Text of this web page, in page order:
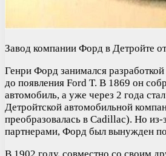
Завод компании Форд в Детройте
Генри Форд занимался
до появления Ford T. В 1869 он
автомобиль, а уже через 2 года
Детройтской автомобильной
преобразовалась в Cadillac). Но из-
партнерами, Форд был вынужден